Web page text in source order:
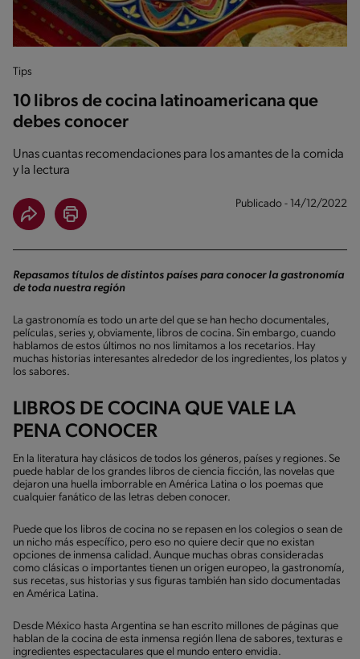
Tips
10 libros de cocina latinoamericana que
debes conocer
Unas cuantas recomendaciones para los amantes de la comida
y la lectura
Publicado - 14/12/2022
Repasamos títulos de distintos países para conocer la gastronomía
de toda nuestra región
La gastronomía es todo un arte del que se han hecho documentales,
películas, series y, obviamente, libros de cocina. Sin embargo, cuando
hablamos de estos últimos no nos limitamos a los recetarios. Hay
muchas historias interesantes alrededor de los ingredientes, los platos y
los sabores.
LIBROS DE COCINA QUE VALE LA
PENA CONOCER
En la literatura hay clásicos de todos los géneros, países y regiones. Se
puede hablar de los grandes libros de ciencia ficción, las novelas que
dejaron una huella imborrable en América Latina o los poemas que
cualquier fanático de las letras deben conocer.
Puede que los libros de cocina no se repasen en los colegios o sean de
un nicho más específico, pero eso no quiere decir que no existan
opciones de inmensa calidad. Aunque muchas obras consideradas
como clásicas o importantes tienen un origen europeo, la gastronomía,
sus recetas, sus historias y sus figuras también han sido documentadas
en América Latina.
Desde México hasta Argentina se han escrito millones de páginas que
hablan de la cocina de esta inmensa región llena de sabores, texturas e
ingredientes espectaculares que el mundo entero envidia.